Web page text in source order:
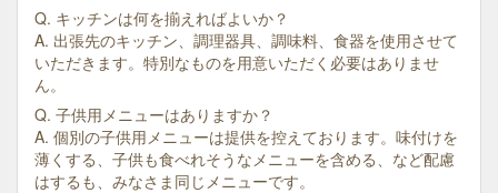
Q. キッチンは何を揃えればよいか？
A. 出張先のキッチン、調理器具、調味料、食器を使用させて
いただきます。特別なものを用意いただく必要はありませ
ん。
Q. 子供用メニューはありますか？
A. 個別の子供用メニューは提供を控えております。味付けを
薄くする、子供も食べれそうなメニューを含める、など配慮
はするも、みなさま同じメニューです。